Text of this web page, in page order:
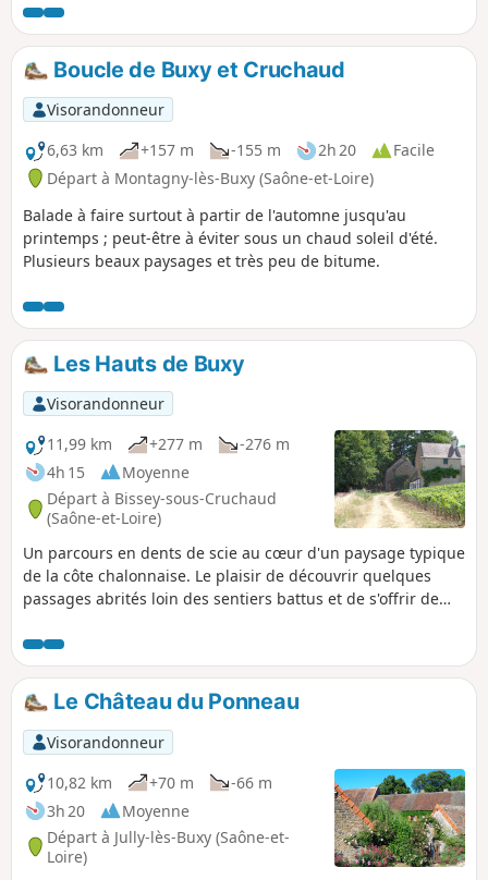
à faire de préférence dans le sens des aiguilles d'une
montre pour éviter les chemins boueux en descente.
Boucle de Buxy et Cruchaud
Visorandonneur
6,63 km
+157 m -155 m 2h 20
Facile
Départ à Montagny-lès-Buxy (Saône-et-Loire)
Balade à faire surtout à partir de l'automne jusqu'au
printemps ; peut-être à éviter sous un chaud soleil d'été.
Plusieurs beaux paysages et très peu de bitume.
Les Hauts de Buxy
Visorandonneur
11,99 km
+277 m
-276 m
4h 15
Moyenne
Départ à Bissey-sous-Cruchaud
(Saône-et-Loire)
Un parcours en dents de scie au cœur d'un paysage typique
de la côte chalonnaise. Le plaisir de découvrir quelques
passages abrités loin des sentiers battus et de s'offrir de
perspective sur la vieille ville de Buxy.
Le Château du Ponneau
Visorandonneur
10,82 km
+70 m
-66 m
3h 20
Moyenne
Départ à Jully-lès-Buxy (Saône-et-
Loire)